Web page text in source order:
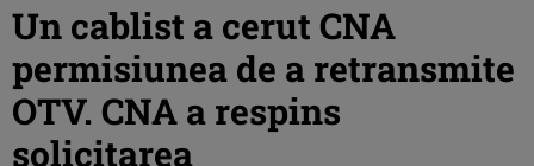
Un cablist a cerut CNA
permisiunea de a retransmite
OTV. CNA a respins
solicitarea